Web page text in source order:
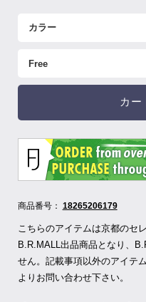
カー
商品番号： 18265206179
こちらのアイテムは京都のセ
B.R.MALL出品商品となり、
せん。記載事項以外のアイテ
よりお問い合わせ下さい。